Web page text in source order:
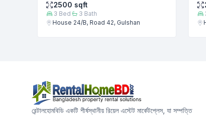
2500 sqft
3 Bed 3 Bath
House 24/B, Road 42, Gulshan
রেন্টালহোমবিডি একটি শীর্ষস্থানীয় রিয়েল এস্টেট মার্কেটপ্লেস, যা সম্পত্তি